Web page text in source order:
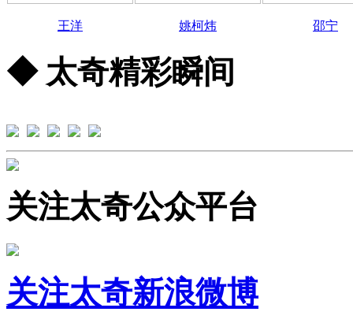
王洋 姚柯炜 邵宁
◆ 太奇精彩瞬间
关注太奇公众平台
关注太奇新浪微博